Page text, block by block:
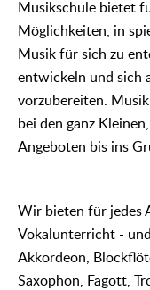
Musikschule bietet
Möglichkeiten, in
Musik für sich zu
entwickeln und sich
vorzubereiten.
bei den ganz
Angeboten bis ins
Wir bieten für jedes
Vokalunterricht -
Akkordeon,
Saxophon, Fagott,